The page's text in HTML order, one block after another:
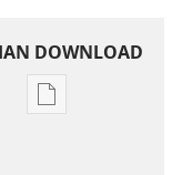
DOWNLOAD
Pilihan